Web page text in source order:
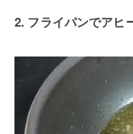
2. フライパンでアヒ